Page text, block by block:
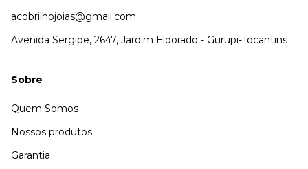
acobrilhojoias@gmail.com
Avenida Sergipe, 2647, Jardim Eldorado - Gurupi-Tocantins
Sobre
Quem Somos
Nossos produtos
Garantia